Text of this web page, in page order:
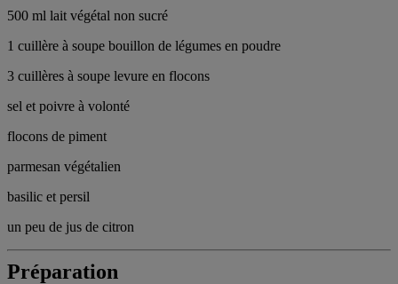
500 ml lait végétal non sucré
1 cuillère à soupe bouillon de légumes en poudre
3 cuillères à soupe levure en flocons
sel et poivre à volonté
flocons de piment
parmesan végétalien
basilic et persil
un peu de jus de citron
Préparation